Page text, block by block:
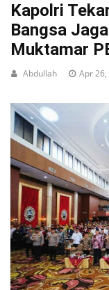
Kapolri
Bangsa
Muktamar
Abdullah Apr